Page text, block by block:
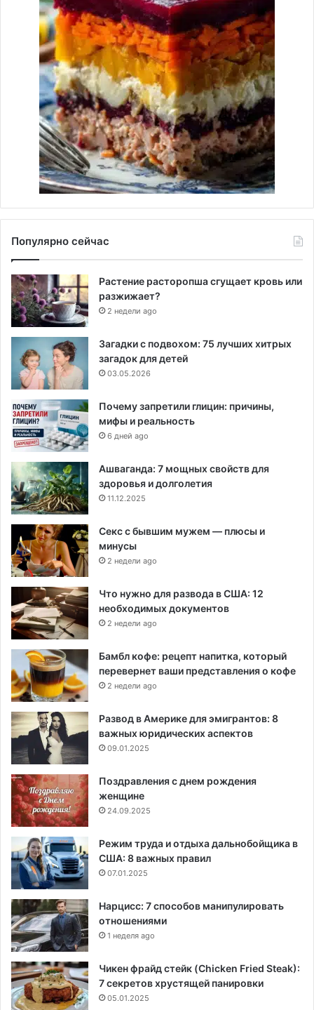
Популярно сейчас
Растение расторопша сгущает кровь или
разжижает?
2 недели ago
Загадки с подвохом: 75 лучших хитрых
загадок для детей
03.05.2026
Почему запретили глицин: причины,
мифы и реальность
6 дней ago
Ашваганда: 7 мощных свойств для
здоровья и долголетия
11.12.2025
Секс с бывшим мужем — плюсы и
минусы
2 недели ago
Что нужно для развода в США: 12
необходимых документов
2 недели ago
Бамбл кофе: рецепт напитка, который
перевернет ваши представления о кофе
2 недели ago
Развод в Америке для эмигрантов: 8
важных юридических аспектов
09.01.2025
Поздравления с днем рождения
женщине
24.09.2025
Режим труда и отдыха дальнобойщика в
США: 8 важных правил
07.01.2025
Нарцисс: 7 способов манипулировать
отношениями
1 неделя ago
Чикен фрайд стейк (Chicken Fried Steak):
7 секретов хрустящей панировки
05.01.2025